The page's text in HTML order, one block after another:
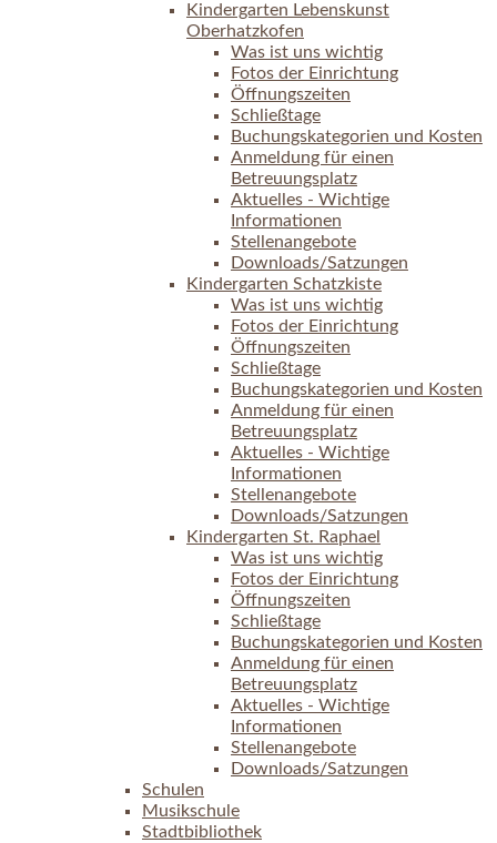
Kindergarten Lebenskunst
Oberhatzkofen
Was ist uns wichtig
Fotos der Einrichtung
Öffnungszeiten
Schließtage
Buchungskategorien und Kosten
Anmeldung für einen
Betreuungsplatz
Aktuelles - Wichtige
Informationen
Stellenangebote
Downloads/Satzungen
Kindergarten Schatzkiste
Was ist uns wichtig
Fotos der Einrichtung
Öffnungszeiten
Schließtage
Buchungskategorien und Kosten
Anmeldung für einen
Betreuungsplatz
Aktuelles - Wichtige
Informationen
Stellenangebote
Downloads/Satzungen
Kindergarten St. Raphael
Was ist uns wichtig
Fotos der Einrichtung
Öffnungszeiten
Schließtage
Buchungskategorien und Kosten
Anmeldung für einen
Betreuungsplatz
Aktuelles - Wichtige
Informationen
Stellenangebote
Downloads/Satzungen
Schulen
Musikschule
Stadtbibliothek